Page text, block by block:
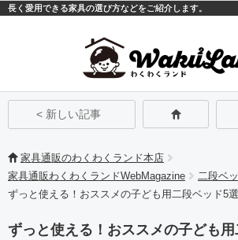
長く愛用できる家具の選び方などをご紹介します。
< 新しい記事
家具通販のわくわくランド本店
家具通販わくわくランドWebMagazine
二段ベ
ずっと使える！おススメの子ども用二段ベッド5選
ずっと使える！おススメの子ども
モバイルPC